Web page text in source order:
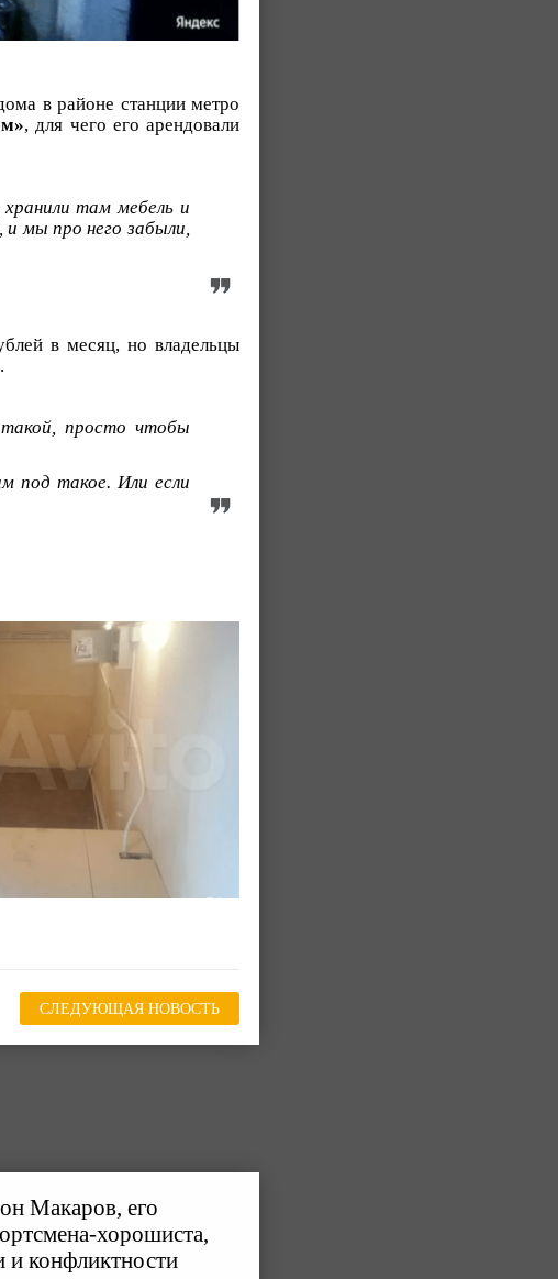
в районе станции метро
, для чего его арендовали
там мебель и
и мы про него забыли,
в месяц, но владельцы
такой, просто чтобы
под такое. Или если
СЛЕДУЮЩАЯ НОВОСТЬ
Макаров, его
хорошиста,
и конфликтности